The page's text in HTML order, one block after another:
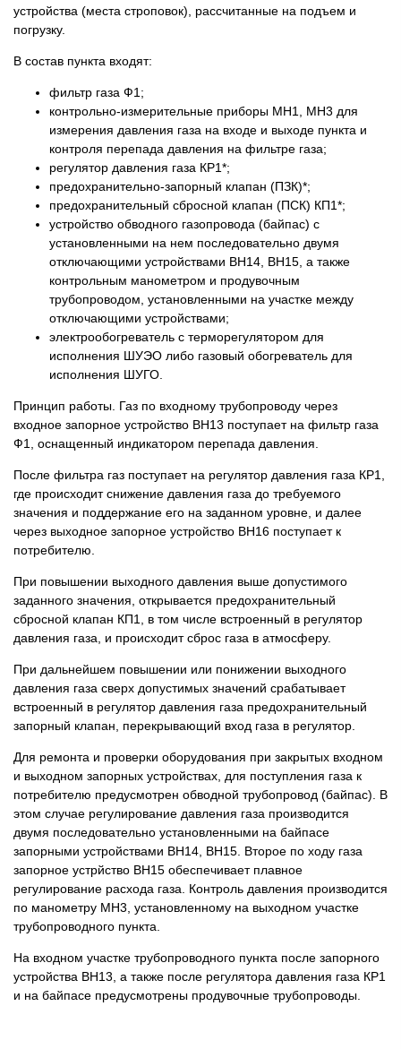
устройства (места строповок), рассчитанные на подъем и
погрузку.
В состав пункта входят:
фильтр газа Ф1;
контрольно-измерительные приборы МН1, МН3 для
измерения давления газа на входе и выходе пункта и
контроля перепада давления на фильтре газа;
регулятор давления газа КР1*;
предохранительно-запорный клапан (ПЗК)*;
предохранительный сбросной клапан (ПСК) КП1*;
устройство обводного газопровода (байпас) с
установленными на нем последовательно двумя
отключающими устройствами ВН14, ВН15, а также
контрольным манометром и продувочным
трубопроводом, установленными на участке между
отключающими устройствами;
электрообогреватель с терморегулятором для
исполнения ШУЭО либо газовый обогреватель для
исполнения ШУГО.
Принцип работы. Газ по входному трубопроводу через
входное запорное устройство ВН13 поступает на фильтр газа
Ф1, оснащенный индикатором перепада давления.
После фильтра газ поступает на регулятор давления газа КР1,
где происходит снижение давления газа до требуемого
значения и поддержание его на заданном уровне, и далее
через выходное запорное устройство ВН16 поступает к
потребителю.
При повышении выходного давления выше допустимого
заданного значения, открывается предохранительный
сбросной клапан КП1, в том числе встроенный в регулятор
давления газа, и происходит сброс газа в атмосферу.
При дальнейшем повышении или понижении выходного
давления газа сверх допустимых значений срабатывает
встроенный в регулятор давления газа предохранительный
запорный клапан, перекрывающий вход газа в регулятор.
Для ремонта и проверки оборудования при закрытых входном
и выходном запорных устройствах, для поступления газа к
потребителю предусмотрен обводной трубопровод (байпас). В
этом случае регулирование давления газа производится
двумя последовательно установленными на байпасе
запорными устройствами ВН14, ВН15. Второе по ходу газа
запорное устрйство ВН15 обеспечивает плавное
регулирование расхода газа. Контроль давления производится
по манометру МН3, установленному на выходном участке
трубопроводного пункта.
На входном участке трубопроводного пункта после запорного
устройства ВН13, а также после регулятора давления газа КР1
и на байпасе предусмотрены продувочные трубопроводы.